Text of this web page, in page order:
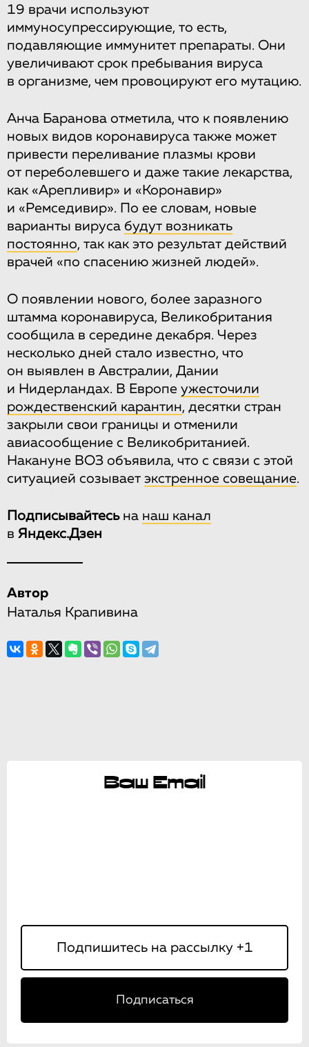
19 врачи используют
иммуносупрессирующие, то есть,
подавляющие иммунитет препараты. Они
увеличивают срок пребывания вируса
в организме, чем провоцируют его мутацию.
Анча Баранова отметила, что к появлению
новых видов коронавируса также может
привести переливание плазмы крови
от переболевшего и даже такие лекарства,
как «Арепливир» и «Коронавир»
и «Ремседивир». По ее словам, новые
варианты вируса будут возникать
постоянно, так как это результат действий
врачей «по спасению жизней людей».
О появлении нового, более заразного
штамма коронавируса, Великобритания
сообщила в середине декабря. Через
несколько дней стало известно, что
он выявлен в Австралии, Дании
и Нидерландах. В Европе ужесточили
рождественский карантин, десятки стран
закрыли свои границы и отменили
авиасообщение с Великобританией.
Накануне ВОЗ объявила, что с связи с этой
ситуацией созывает экстренное совещание.
Подписывайтесьна наш канал
в Яндекс.Дзен
Автор
Наталья Крапивина
Ваш Email
Подписаться